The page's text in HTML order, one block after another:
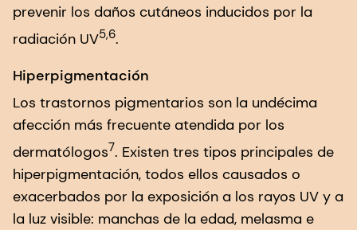
prevenir los daños cutáneos inducidos por la
radiación UV5,6.
Hiperpigmentación
Los trastornos pigmentarios son la undécima
afección más frecuente atendida por los
dermatólogos7. Existen tres tipos principales de
hiperpigmentación, todos ellos causados o
exacerbados por la exposición a los rayos UV y a
la luz visible: manchas de la edad, melasma e